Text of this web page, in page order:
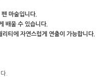
마술입니다.
배울 수 있습니다.
티에 자연스럽게 연출이 가능합니다.
.